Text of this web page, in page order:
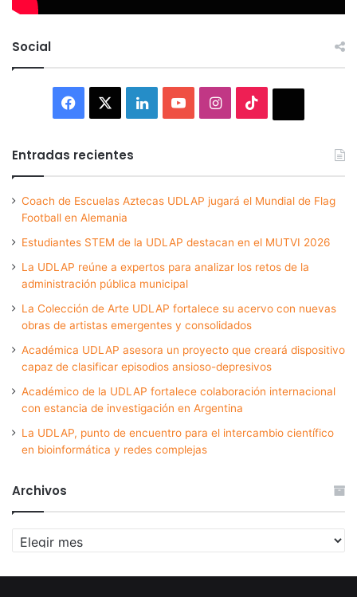
Social
Facebook LinkedInYouTubeInstagram
Entradas recientes
Coach de Escuelas Aztecas UDLAP jugará el Mundial de Flag
Football en Alemania
Estudiantes STEM de la UDLAP destacan en el MUTVI 2026
La UDLAP reúne a expertos para analizar los retos de la
administración pública municipal
La Colección de Arte UDLAP fortalece su acervo con nuevas
obras de artistas emergentes y consolidados
Académica UDLAP asesora un proyecto que creará dispositivo
capaz de clasificar episodios ansioso-depresivos
Académico de la UDLAP fortalece colaboración internacional
con estancia de investigación en Argentina
La UDLAP, punto de encuentro para el intercambio científico
en bioinformática y redes complejas
Archivos
Archivos